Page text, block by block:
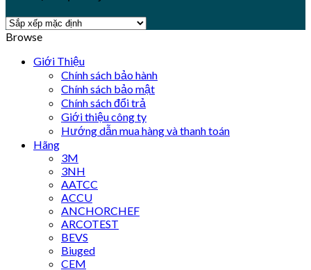
Browse
Giới Thiệu
Chính sách bảo hành
Chính sách bảo mật
Chính sách đổi trả
Giới thiệu công ty
Hướng dẫn mua hàng và thanh toán
Hãng
3M
3NH
AATCC
ACCU
ANCHORCHEF
ARCOTEST
BEVS
Biuged
CEM